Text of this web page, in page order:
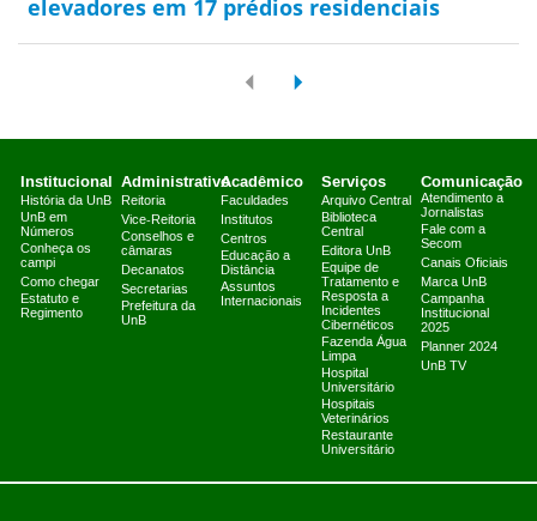
elevadores em 17 prédios residenciais
Institucional
História da UnB
UnB em
Números
Conheça os
campi
Como chegar
Estatuto e
Regimento
Administrativo
Reitoria
Vice-Reitoria
Conselhos e
câmaras
Decanatos
Secretarias
Prefeitura da
UnB
Acadêmico
Faculdades
Institutos
Centros
Educação a
Distância
Assuntos
Internacionais
Serviços
Arquivo Central
Biblioteca
Central
Editora UnB
Equipe de
Tratamento e
Resposta a
Incidentes
Cibernéticos
Fazenda Água
Limpa
Hospital
Universitário
Hospitais
Veterinários
Restaurante
Universitário
Comunicação
Atendimento a
Jornalistas
Fale com a
Secom
Canais Oficiais
Marca UnB
Campanha
Institucional
2025
Planner 2024
UnB TV